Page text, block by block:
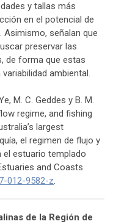
y tallas más
en el potencial de
Asimismo, señalan que
preservar las
de forma que estas
ambiental.
M. C. Geddes y B. M.
regime, and fishing
largest
el regimen de flujo y
el estuario templado
and Coasts
012-9582-z.
de la Región de